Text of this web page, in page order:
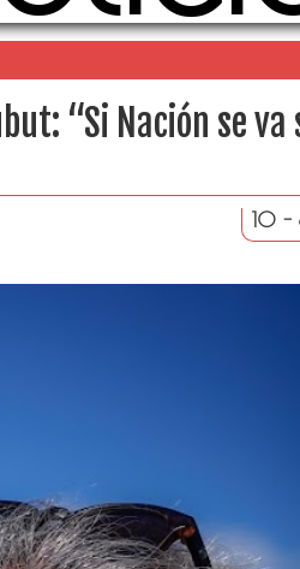
“Si Nación se va
10 -